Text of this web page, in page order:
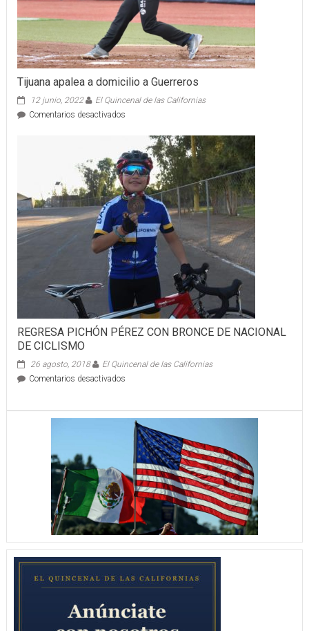
Tijuana apalea a domicilio a Guerreros
12 junio, 2022
El Quincenal de las Californias
Comentarios desactivadosen
a
domicilio
a
Guerreros
REGRESA PICHÓN PÉREZ CON BRONCE DE NACIONAL
DE CICLISMO
26 agosto, 2018
El Quincenal de las Californias
Comentarios desactivadosen
CON
BRONCE
NACIONAL
DE
CICLISMO